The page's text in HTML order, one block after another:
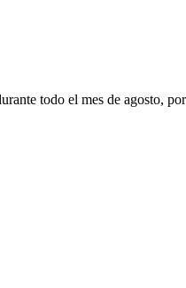
todo el mes de agosto,